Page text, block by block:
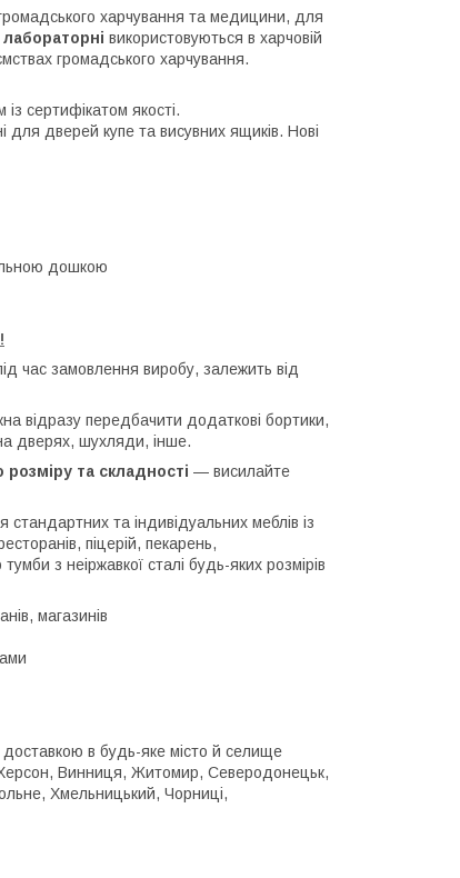
харчування та медицини, для
використовуються в харчовій
громадського харчування.
сертифікатом якості.
для дверей купе та висувних ящиків. Нові
дошкою
час замовлення виробу, залежить від
відразу передбачити додаткові бортики,
дверях, шухляди, інше.
та складності — висилайте
та індивідуальних меблів із
піцерій, пекарень,
з неіржавкої сталі будь-яких розмірів
магазинів
доставкою в будь-яке місто й селище
Херсон, Винниця, Житомир, Северодонецьк,
Хмельницький, Чорниці,